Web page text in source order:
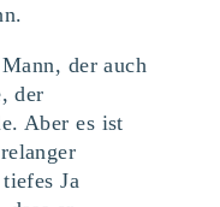
der auch
der
Aber es ist
Ja